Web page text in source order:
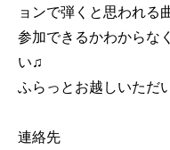
ョンで弾くと思われる
参加できるかわからな
い♫
ふらっとお越しいただ
連絡先